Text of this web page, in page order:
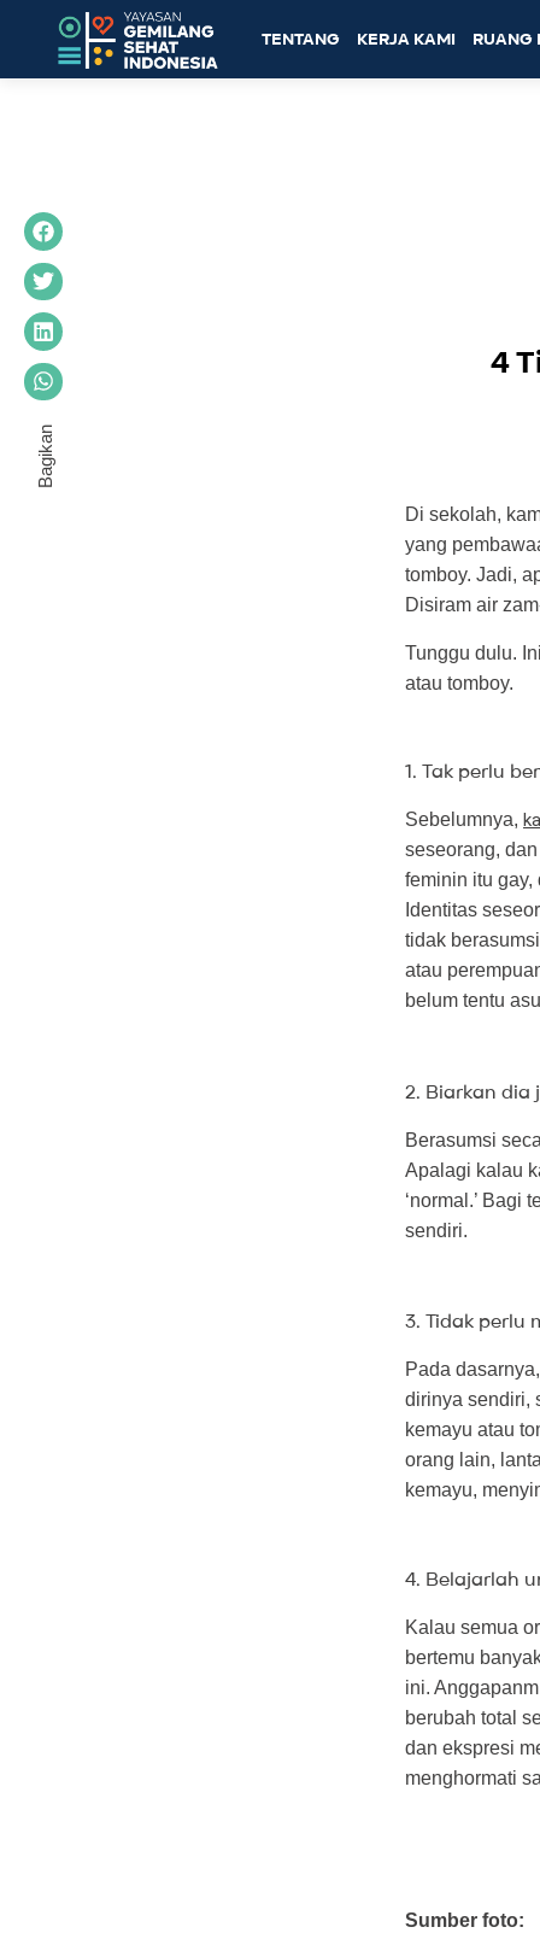
TENTANG KERJA KAMI RUANG
4
Di sekolah,
yang
tomboy. Jadi,
Disiram air
Tunggu dulu.
atau tomboy.
1. Tak perlu
Sebelumnya,
seseorang,
feminin itu
Identitas
tidak
atau
belum tentu
2. Biarkan dia
Berasumsi
Apalagi kalau
‘normal.’ Bagi
sendiri.
3. Tidak perlu
Pada
dirinya sendiri,
kemayu atau
orang lain,
kemayu,
4. Belajarlah
Kalau semua
bertemu
ini.
berubah total
dan ekspresi
menghormati
Sumber foto: